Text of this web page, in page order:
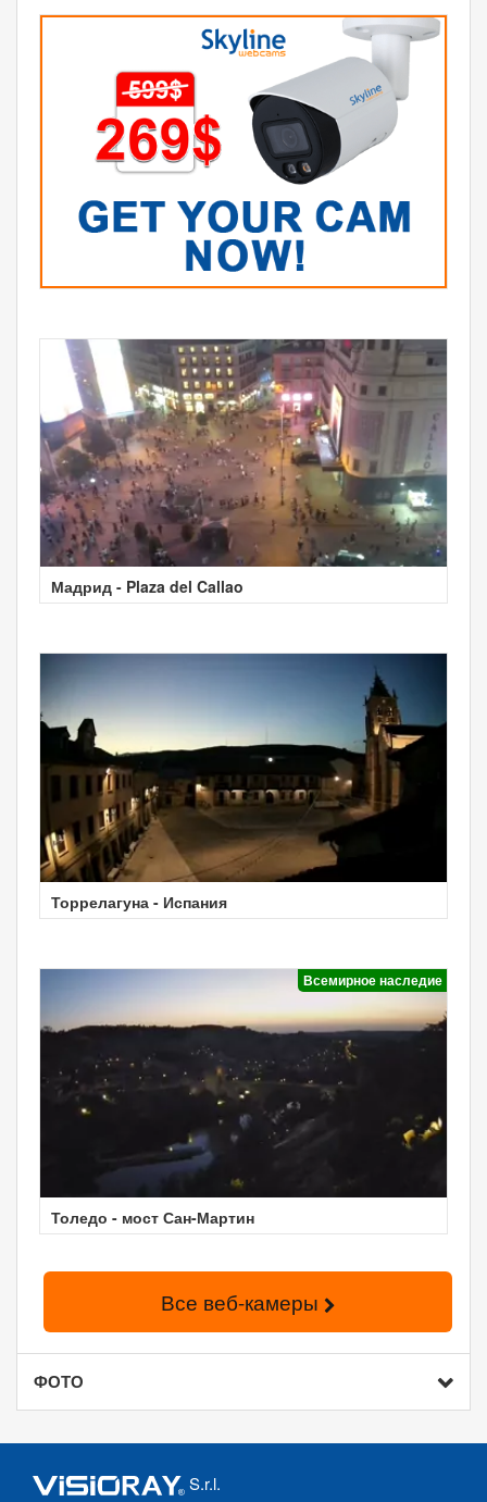
Мадрид - Plaza del Callao
Торрелагуна - Испания
Всемирное наследие
Толедо - мост Сан-Мартин
Все веб-камеры
ФОТО
S.r.l.